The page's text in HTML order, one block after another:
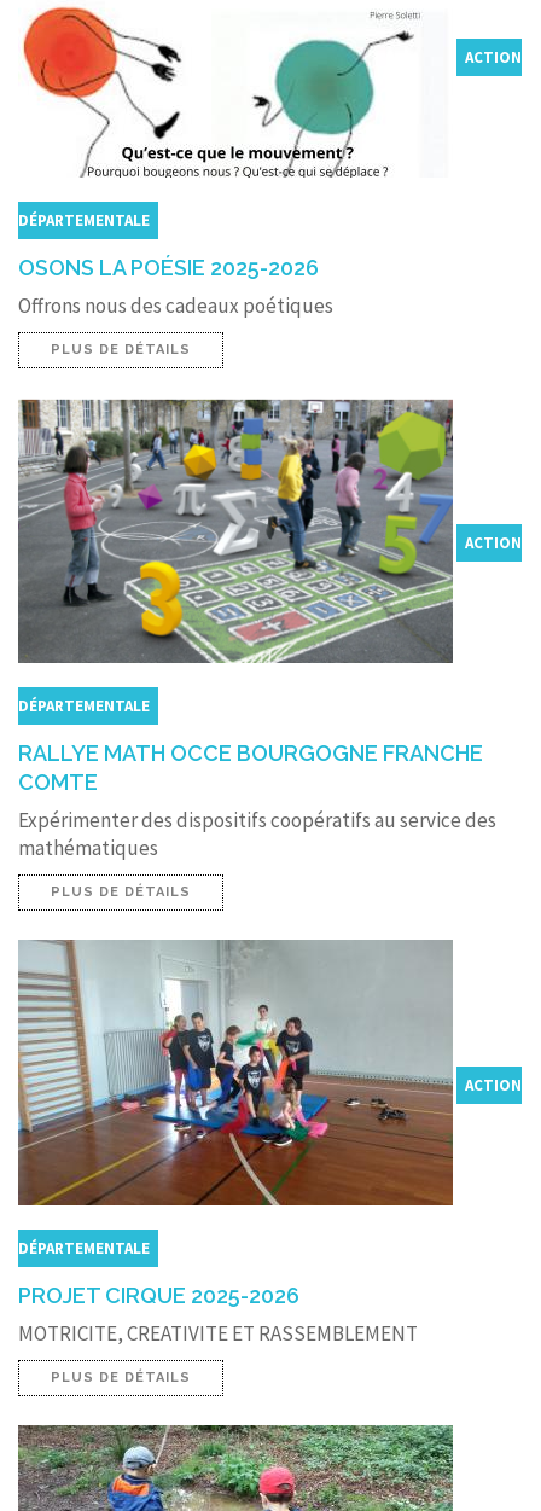
ACTION
DÉPARTEMENTALE
OSONS LA POÉSIE 2025-2026
Offrons nous des cadeaux poétiques
PLUS DE DÉTAILS
ACTION
DÉPARTEMENTALE
RALLYE MATH OCCE BOURGOGNE FRANCHE
COMTE
Expérimenter des dispositifs coopératifs au service des
mathématiques
PLUS DE DÉTAILS
ACTION
DÉPARTEMENTALE
PROJET CIRQUE 2025-2026
MOTRICITE, CREATIVITE ET RASSEMBLEMENT
PLUS DE DÉTAILS